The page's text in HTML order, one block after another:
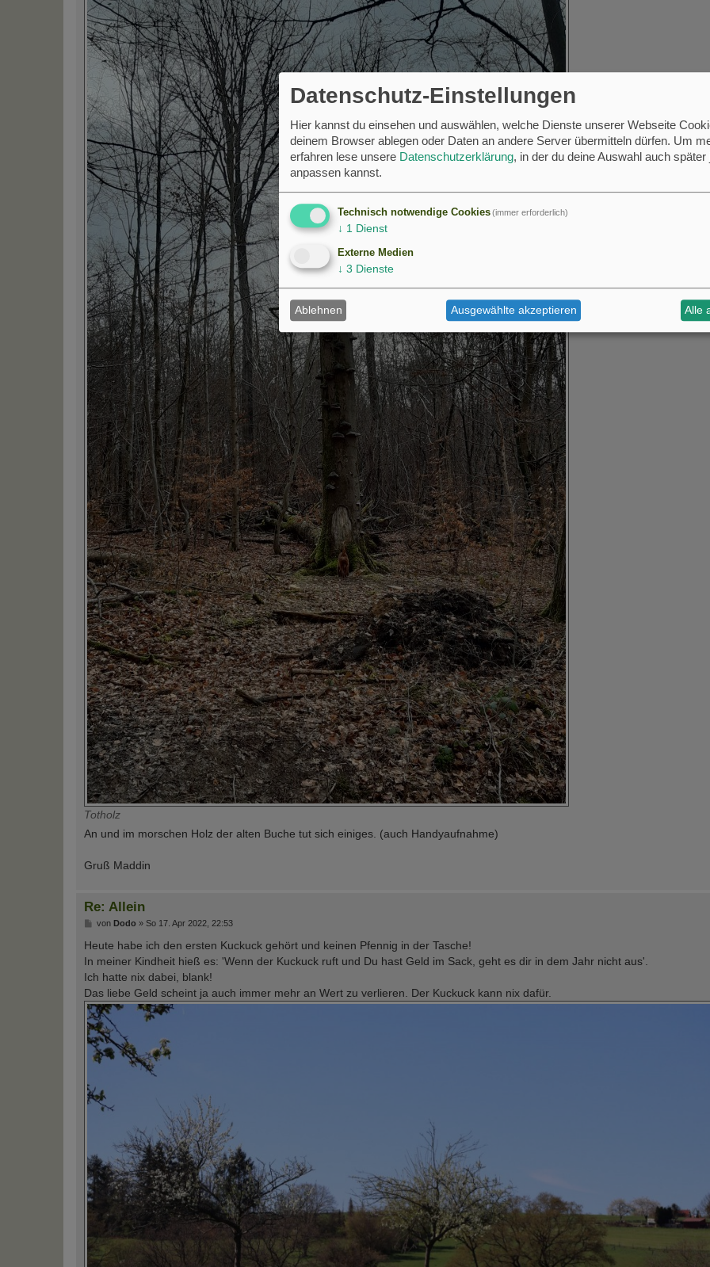
Totholz
An und im morschen Holz der alten Buche tut sich einiges. (auch Handyaufnahme)
Gruß Maddin
Re: Allein
B
i
a
g
von Dodo » So 17. Apr 2022, 22:53
Heute habe ich den ersten Kuckuck gehört und keinen Pfennig in der Tasche!
In meiner Kindheit hieß es: 'Wenn der Kuckuck ruft und Du hast Geld im Sack, geht es dir in dem Jahr nicht aus'.
Ich hatte nix dabei, blank!
Das liebe Geld scheint ja auch immer mehr an Wert zu verlieren. Der Kuckuck kann nix dafür.
Datenschutz-Einstellungen
Hier kannst du einsehen und auswählen, welche Dienste unserer Webseite
deinem Browser ablegen oder Daten an andere Server übermitteln dürfen. Um
erfahren lese unsere Datenschutzerklärung, in der du deine Auswahl auch später
anpassen kannst.
Technisch notwendige Cookies(immer erforderlich)
↓ 1 Dienst
Externe Medien
↓ 3 Dienste
Ablehnen Ausgewählte akzeptieren Alle